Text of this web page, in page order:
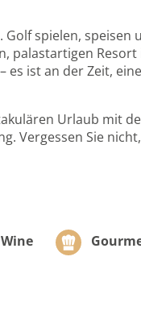
spielen, speisen
palastartigen
ist an der Zeit,
Urlaub mit
Vergessen Sie